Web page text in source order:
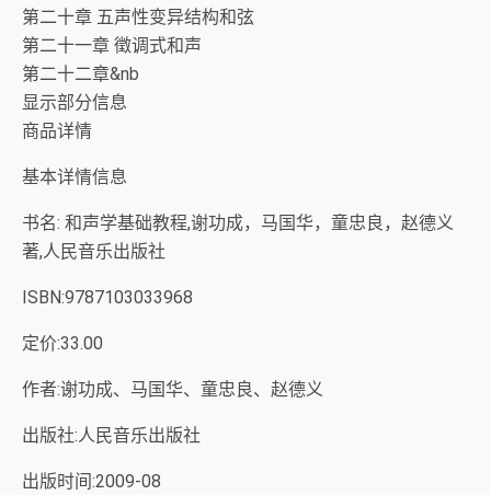
第二十章 五声性变异结构和弦
第二十一章 徵调式和声
第二十二章&nb
显示部分信息
商品详情
基本详情信息
书名: 和声学基础教程,谢功成，马国华，童忠良，赵德义
著,人民音乐出版社
ISBN:9787103033968
定价:33.00
作者:谢功成、马国华、童忠良、赵德义
出版社:人民音乐出版社
出版时间:2009-08